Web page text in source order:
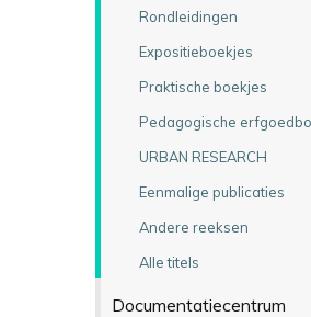
Rondleidingen
Expositieboekjes
Praktische boekjes
Pedagogische
URBAN RESEARCH
Eenmalige publicaties
Andere reeksen
Alle titels
Documentatiecentrum